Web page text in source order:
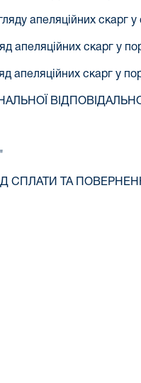
апеляційних
апеляційних скарг у
апеляційних скарг у
СПЛАТИ ТА